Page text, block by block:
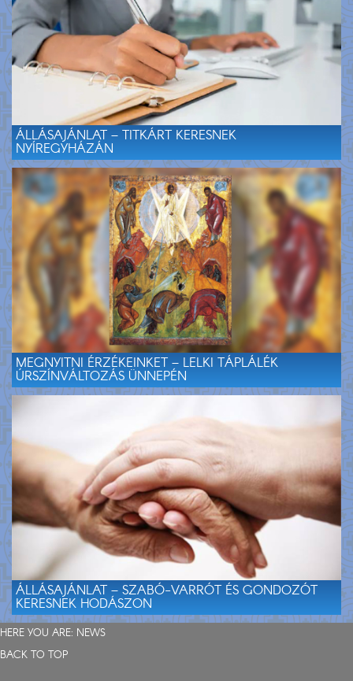
ÁLLÁSAJÁNLAT – TITKÁRT KERESNEK
NYÍREGYHÁZÁN
MEGNYITNI ÉRZÉKEINKET – LELKI TÁPLÁLÉK
ÚRSZÍNVÁLTOZÁS ÜNNEPÉN
ÁLLÁSAJÁNLAT – SZABÓ-VARRÓT ÉS GONDOZÓT
KERESNEK HODÁSZON
HERE YOU ARE: NEWS
BACK TO TOP